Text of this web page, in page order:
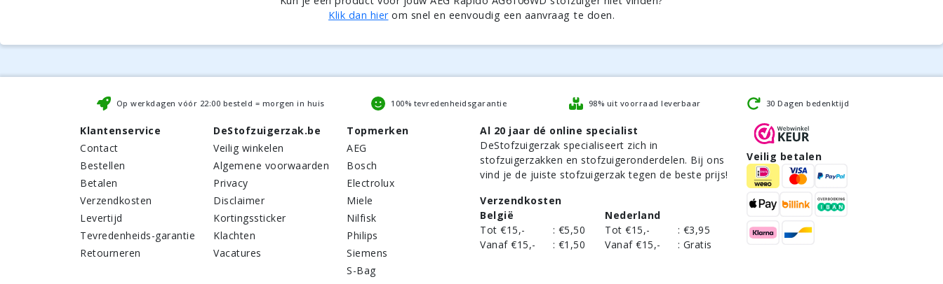
Klik dan hierom snel en eenvoudig een aanvraag te doen.
Op werkdagen vóór 22:00 besteld = morgen in huis 100% tevredenheidsgarantie 98% uit voorraad leverbaar 30 Dagen bedenktijd
Klantenservice
Contact
Bestellen
Betalen
Verzendkosten
Levertijd
Tevredenheids-garantie
Retourneren
DeStofzuigerzak.be
Veilig winkelen
Algemene voorwaarden
Privacy
Disclaimer
Kortingssticker
Klachten
Vacatures
Topmerken
AEG
Bosch
Electrolux
Miele
Nilfisk
Philips
Siemens
S-Bag
Al 20 jaar dé online specialist
DeStofzuigerzak specialiseert zich in
stofzuigerzakken en stofzuigeronderdelen. Bij ons
vind je de juiste stofzuigerzak tegen de beste prijs!
Verzendkosten
België
Tot €15,-
: €5,50
Vanaf €15,-
: €1,50
Nederland
Tot €15,-
: €3,95
Vanaf €15,-
: Gratis
Veilig betalen